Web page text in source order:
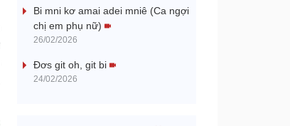
i
Bi mni kơ amai adei mniê (Ca ngợi
chị em phụ nữ)
26/02/2026
Đơs git oh, git bi
24/02/2026